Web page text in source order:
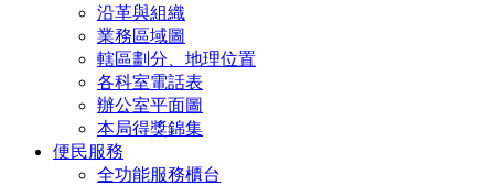
沿革與組織
業務區域圖
轄區劃分、地理位置
各科室電話表
辦公室平面圖
本局得獎錦集
便民服務
全功能服務櫃台